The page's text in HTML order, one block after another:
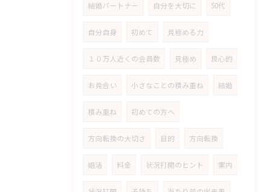
結婚パートナー 自分を大切に 50代
自分自身 初めて 見極める力
１０万人近くの会員数 見極め 良心的
お見合い 小さなことの積み重ね 結婚
積み重ね 初めての方へ
方向転換の大切さ 目的 方向転換
婚活 料金 状況打開のヒント 案内